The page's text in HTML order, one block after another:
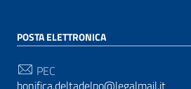
POSTA ELETTRONICA
PEC
bonifica.deltadelpo@legalmail.it